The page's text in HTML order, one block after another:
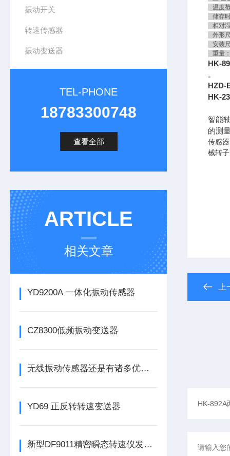
振动开关
转速传感器
振动变送器
TEL-PHONE
18783300748
查看全部
ARTICLE
相关文章
YD9200A 一体化振动传感器
CZ8300低频振动变送器
无线振动传感器还是有诸多优势的
YD69 正反转转速变送器
新型DF9011精密瞬态转速仪发布，为工业转速监测带来革新
温度
储存
相对
外形
安装
重量
HK-
。
HZD-
HK-
智能
的测
传感
械转